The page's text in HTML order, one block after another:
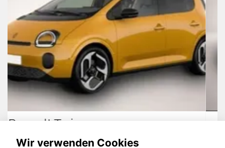
Opel Mokka
Wir verwenden Cookies